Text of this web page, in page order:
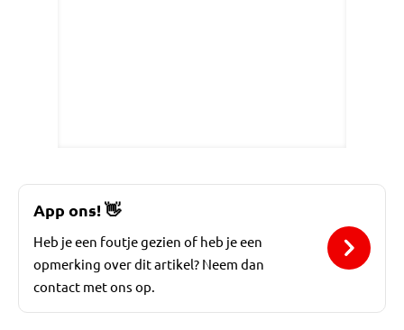
App ons! 👋
Heb je een foutje gezien of heb je een
opmerking over dit artikel? Neem dan
contact met ons op.